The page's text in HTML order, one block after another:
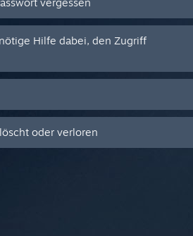
Hilfe dabei, den Zugriff
oder verloren